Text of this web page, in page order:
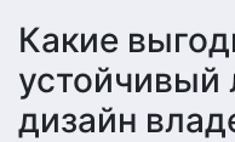
Какие
дизайн